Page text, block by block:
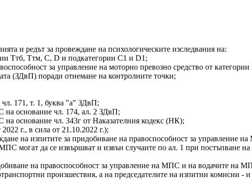
и редът за провеждане на психологическите изследвания на:
Ттб, Ттм, С, D и подкатегории С1 и D1;
за управление на моторно превозно средство от
(ЗДвП) поради отнемане на контролните точки;
171, т. 1, буква "а" ЗДвП;
на основание чл. 174, ал. 2 ЗДвП;
основание чл. 343г от Наказателния кодекс (НК);
г., в сила от 21.10.2022 г.);
на изпитите за придобиване на правоспособност за управление
могат да се извършват и извън случаите по ал. 1 при постъпване
на правоспособност за управление на МПС и на водачите на
произшествия, а на председателите на изпитни комисии - и